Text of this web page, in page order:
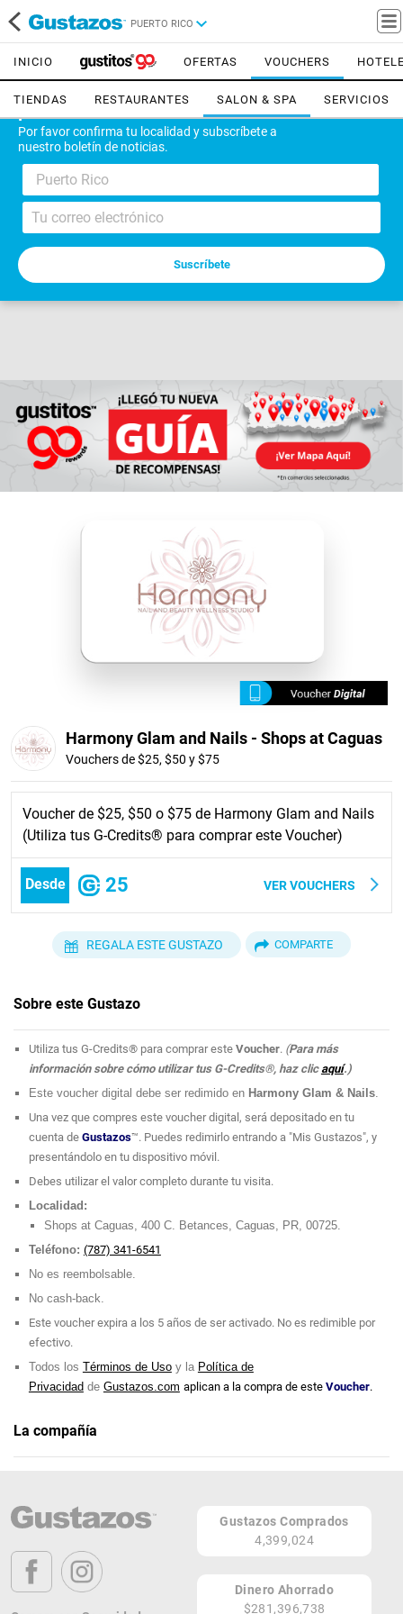
PUERTO RICO
Por favor confirma tu localidad y subscríbete a
nuestro boletín de noticias.
Puerto Rico
INICIO OFERTAS VOUCHERS
TIENDAS RESTAURANTES SALON & SPA SERVICIOS
Harmony Glam and Nails - Shops at Caguas
Vouchers de $25, $50 y $75
Voucher de $25, $50 o $75 de Harmony Glam and Nails
(Utiliza tus G-Credits® para comprar este Voucher)
Desde 25 VER VOUCHERS
REGALA ESTE GUSTAZO COMPARTE
Sobre este Gustazo
Utiliza tus G-Credits® para comprar este Voucher. (Para más
información sobre cómo utilizar tus G-Credits®, haz clic aquí.)
Este voucher digital debe ser redimido en Harmony Glam & Nails.
Una vez que compres este voucher digital, será depositado en tu
cuenta de Gustazos™. Puedes redimirlo entrando a "Mis Gustazos", y
presentándolo en tu dispositivo móvil.
Debes utilizar el valor completo durante tu visita.
Localidad:
Shops at Caguas, 400 C. Betances, Caguas, PR, 00725.
Teléfono: (787) 341-6541
No es reembolsable.
No cash-back.
Este voucher expira a los 5 años de ser activado. No es redimible por
efectivo.
Todos los Términos de Usoy la Política de
Privacidad de Gustazos.com aplican a la compra de este Voucher.
La compañía
Página Web
Shops at Caguas, 400 C. Betances
Caguas 00725
PR
Gustazos Comprados
4,399,024
Dinero Ahorrado
$281,396,738